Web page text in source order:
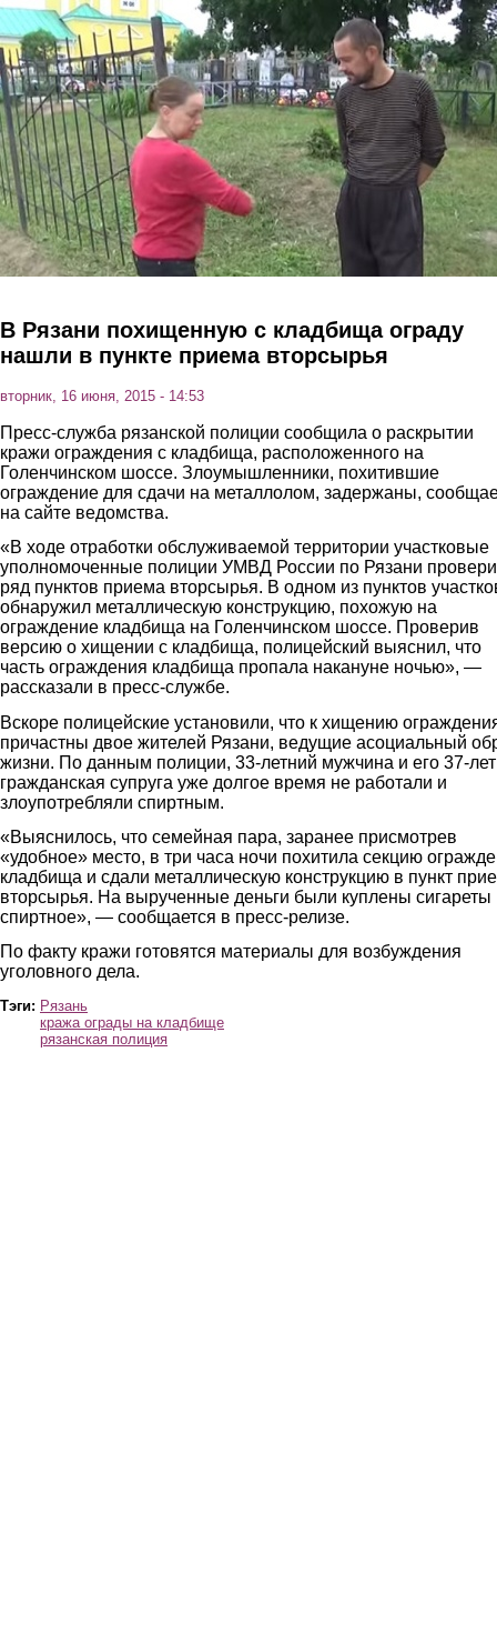
Перейти к основному содержанию
В Рязани похищенную с кладбища ограду
нашли в пункте приема вторсырья
вторник, 16 июня, 2015 - 14:53
Пресс-служба рязанской полиции сообщила о раскрытии
кражи ограждения с кладбища, расположенного на
Голенчинском шоссе. Злоумышленники, похитившие
ограждение для сдачи на металлолом, задержаны,
на сайте ведомства.
«В ходе отработки обслуживаемой территории участковые
уполномоченные полиции УМВД России по Рязани
ряд пунктов приема вторсырья. В одном из пунктов
обнаружил металлическую конструкцию, похожую на
ограждение кладбища на Голенчинском шоссе. Проверив
версию о хищении с кладбища, полицейский выяснил, что
часть ограждения кладбища пропала накануне ночью», —
рассказали в пресс-службе.
Вскоре полицейские установили, что к хищению
причастны двое жителей Рязани, ведущие асоциальный
жизни. По данным полиции, 33-летний мужчина и его 37-
гражданская супруга уже долгое время не работали и
злоупотребляли спиртным.
«Выяснилось, что семейная пара, заранее присмотрев
«удобное» место, в три часа ночи похитила секцию
кладбища и сдали металлическую конструкцию в пункт
вторсырья. На вырученные деньги были куплены сигареты
спиртное», — сообщается в пресс-релизе.
По факту кражи готовятся материалы для возбуждения
уголовного дела.
Тэги: Рязань
кража ограды на кладбище
рязанская полиция